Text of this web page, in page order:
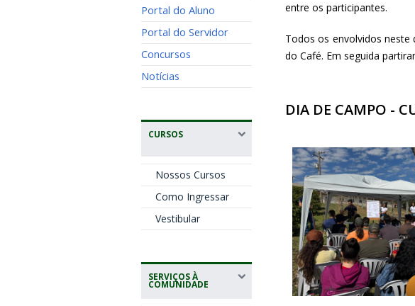
Portal do Aluno
Portal do Servidor
Concursos
Notícias
CURSOS
Nossos Cursos
Como Ingressar
Vestibular
SERVIÇOS À
COMUNIDADE
entre os participantes.
Todos os envolvidos neste
do Café. Em seguida
DIA DE CAMPO -